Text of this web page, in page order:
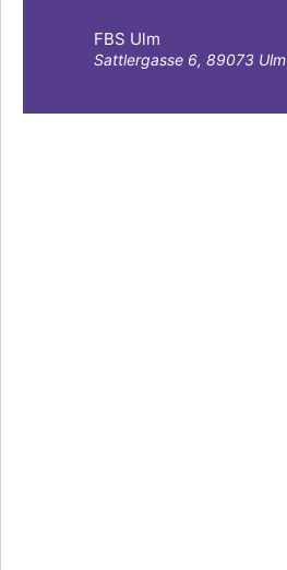
FBS Ulm
Sattlergasse 6, 89073 Ulm